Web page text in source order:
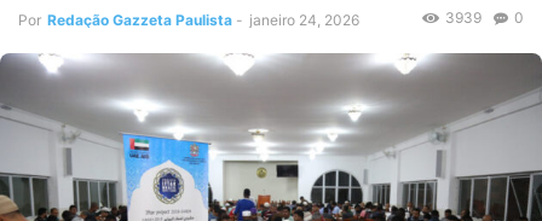
Por Redação Gazzeta Paulista - janeiro 24, 2026 0
3939